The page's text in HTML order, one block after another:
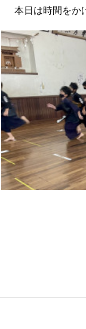
本日は時間をか